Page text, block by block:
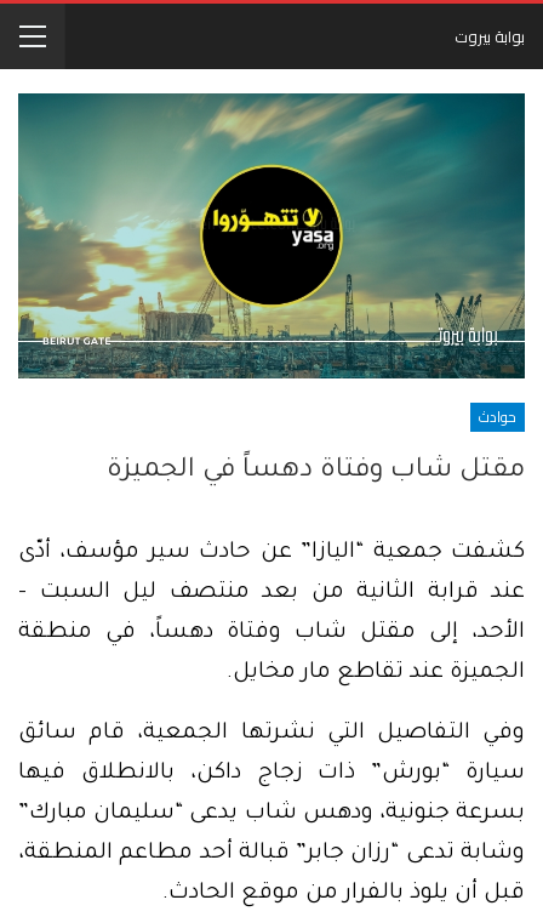
بوابة بيروت
حوادث
مقتل شاب وفتاة دهساً في الجميزة
كشفت جمعية “اليازا” عن حادث سير مؤسف، أدّى
عند قرابة الثانية من بعد منتصف ليل السبت –
الأحد، إلى مقتل شاب وفتاة دهساً، في منطقة
الجميزة عند تقاطع مار مخايل.
وفي التفاصيل التي نشرتها الجمعية، قام سائق
سيارة “بورش” ذات زجاج داكن، بالانطلاق فيها
بسرعة جنونية، ودهس شاب يدعى “سليمان مبارك”
وشابة تدعى “رزان جابر” قبالة أحد مطاعم المنطقة،
قبل أن يلوذ بالفرار من موقع الحادث.